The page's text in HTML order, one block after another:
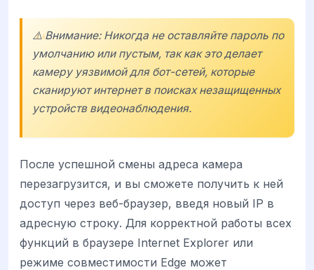
⚠️ Внимание: Никогда не оставляйте пароль по
умолчанию или пустым, так как это делает
камеру уязвимой для бот-сетей, которые
сканируют интернет в поисках незащищенных
устройств видеонаблюдения.
После успешной смены адреса камера
перезагрузится, и вы сможете получить к ней
доступ через веб-браузер, введя новый IP в
адресную строку. Для корректной работы всех
функций в браузере Internet Explorer или
режиме совместимости Edge может